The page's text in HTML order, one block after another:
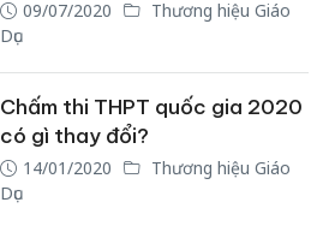
09/07/2020
Thương hiệu Giáo
Dục
Chấm thi THPT quốc gia 2020
có gì thay đổi?
14/01/2020
Thương hiệu Giáo
Dục